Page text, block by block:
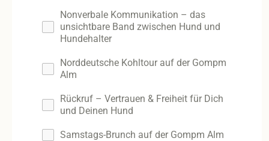
Nonverbale Kommunikation – das
unsichtbare Band zwischen Hund und
Hundehalter
Norddeutsche Kohltour auf der Gompm
Alm
Rückruf – Vertrauen & Freiheit für Dich
und Deinen Hund
Samstags-Brunch auf der Gompm Alm